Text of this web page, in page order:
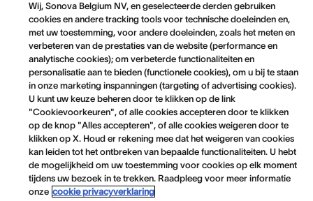
Wij, Sonova Belgium NV, en geselecteerde derden gebruiken
cookies en andere tracking tools voor technische doeleinden en,
met uw toestemming, voor andere doeleinden, zoals het meten en
verbeteren van de prestaties van de website (performance en
analytische cookies); om verbeterde functionaliteiten en
personalisatie aan te bieden (functionele cookies), om u bij te staan
in onze marketing inspanningen (targeting of advertising cookies).
U kunt uw keuze beheren door te klikken op de link
"Cookievoorkeuren", of alle cookies accepteren door te klikken
op de knop "Alles accepteren", of alle cookies weigeren door te
klikken op X. Houd er rekening mee dat het weigeren van cookies
kan leiden tot het ontbreken van bepaalde functionaliteiten. U hebt
de mogelijkheid om uw toestemming voor cookies op elk moment
tijdens uw bezoek in te trekken. Raadpleeg voor meer informatie
onze cookie privacyverklaring